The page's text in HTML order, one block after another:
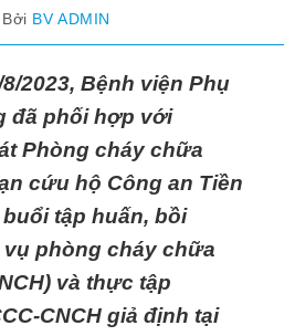
Bởi BV ADMIN
2023, Bệnh viện Phụ
đã phối hợp với
Phòng cháychữa
cứu hộ Công an Tiền
tập huấn, bồi
vụ phòng cháy chữa
và thực tập
-CNCH giả định tại